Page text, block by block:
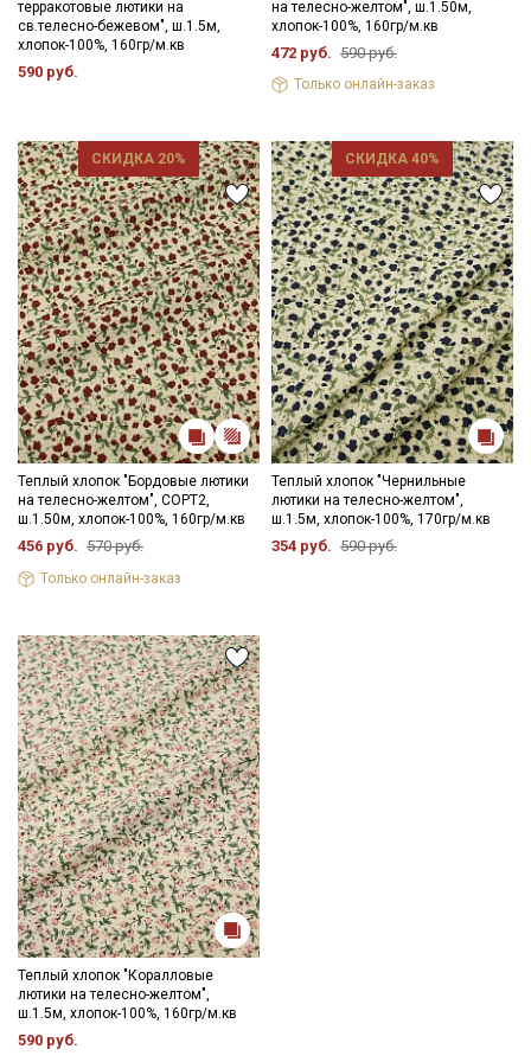
- глажка только с изнаночной стороны, подложив махровое
полотенце, чтобы не примять ворс.
Цветопередача может отличаться от оригинального цвета
ткани в зависимостиот настроек вашего монитора и в
терракотовые лютики на
св.телесно-бежевом", ш.1.5м,
хлопок-100%, 160гр/м.кв
590 руб.
на телесно-желтом", ш.1.50м,
хлопок-100%, 160гр/м.кв
472 руб. 590 руб.
Только онлайн-заказ
СКИДКА 20%
Теплый хлопок "Бордовые лютики
на телесно-желтом", СОРТ2,
ш.1.50м, хлопок-100%, 160гр/м.кв
456 руб. 570 руб.
Только онлайн-заказ
СКИДКА 40%
Теплый хлопок "Чернильные
лютики на телесно-желтом",
ш.1.5м, хлопок-100%, 170гр/м.кв
354 руб. 590 руб.
Теплый хлопок "Коралловые
лютики на телесно-желтом",
ш.1.5м, хлопок-100%, 160гр/м.кв
590 руб.
Секретная рассылка от Купава